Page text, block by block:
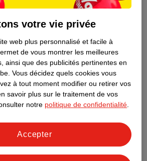
Of
Repair Shampoing
1
votre vie privée
web plus personnalisé et facile à
de vous montrer les meilleures
ainsi que des publicités pertinentes en
Vous décidez quels cookies vous
à tout moment modifier ou retirer vos
savoir plus sur le traitement de vos
notre politique de confidentialité
Accepter